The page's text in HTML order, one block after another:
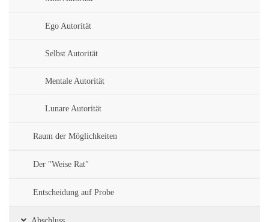
Ego Autorität
Selbst Autorität
Mentale Autorität
Lunare Autorität
Raum der Möglichkeiten
Der "Weise Rat"
Entscheidung auf Probe